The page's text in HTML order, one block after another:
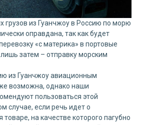
грузов из Гуанчжоу в Россию по морю
оправдана, так как будет
«с материка» в портовые
затем – отправку морским
из Гуанчжоу авиационным
возможна, однако наши
пользоваться этой
случае, если речь идет о
на качестве которого пагубно